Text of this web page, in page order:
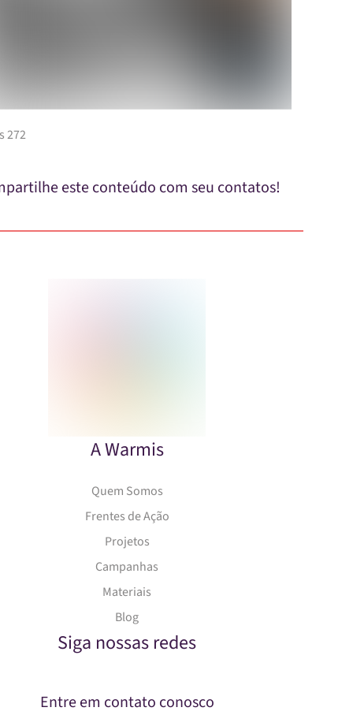
272
este conteúdo com seu contatos!
A Warmis
Quem Somos
Frentes de Ação
Projetos
Campanhas
Materiais
Blog
Siga nossas redes
Entre em contato conosco